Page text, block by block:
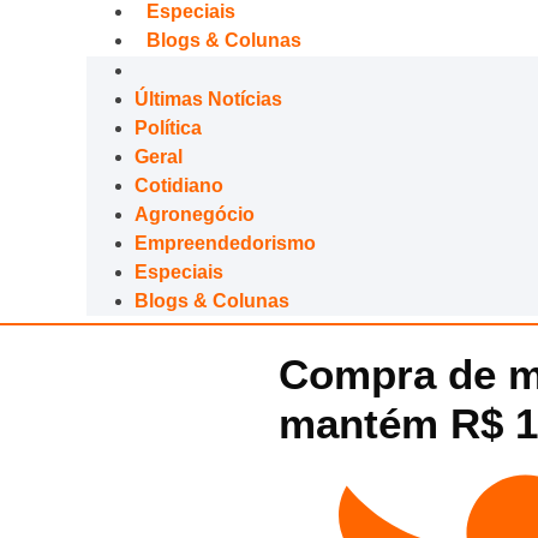
Especiais
Blogs & Colunas
Últimas Notícias
Política
Geral
Cotidiano
Agronegócio
Empreendedorismo
Especiais
Blogs & Colunas
Compra de
mantém R$